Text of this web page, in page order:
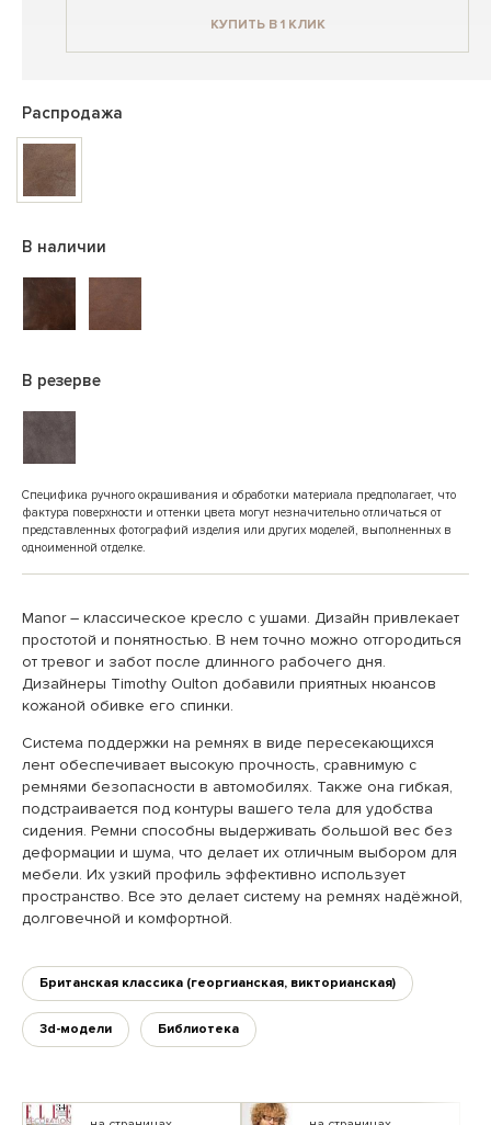
КУПИТЬ В 1 КЛИК
Распродажа
В наличии
В резерве
Специфика ручного окрашивания и обработки материала предполагает, что
фактура поверхности и оттенки цвета могут незначительно отличаться от
представленных фотографий изделия или других моделей, выполненных в
одноименной отделке.
Manor – классическое кресло с ушами. Дизайн привлекает
простотой и понятностью. В нем точно можно отгородиться
от тревог и забот после длинного рабочего дня.
Дизайнеры Timothy Oulton добавили приятных нюансов
кожаной обивке его спинки.
Система поддержки на ремнях в виде пересекающихся
лент обеспечивает высокую прочность, сравнимую с
ремнями безопасности в автомобилях. Также она гибкая,
подстраивается под контуры вашего тела для удобства
сидения. Ремни способны выдерживать большой вес без
деформации и шума, что делает их отличным выбором для
мебели. Их узкий профиль эффективно использует
пространство. Все это делает систему на ремнях надёжной,
долговечной и комфортной.
Британская классика (георгианская, викторианская)
3d-модели Библиотека